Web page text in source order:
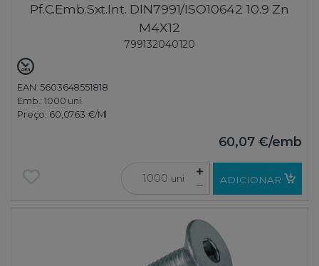
Pf.C.Emb.Sxt.Int. DIN7991/ISO10642 10.9 Zn
M4X12
799132040120
EAN: 5603648551818
Emb.:1000 uni
Preço: 60,0763 €/Ml
60,07 €/emb
uni ADICIONAR